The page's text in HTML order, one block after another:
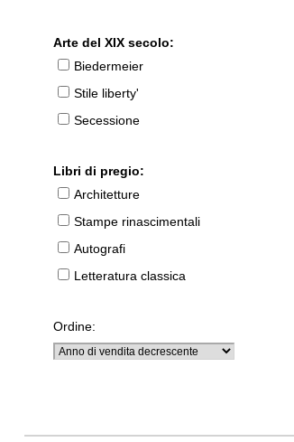
Arte del XIX secolo:
Biedermeier
Stile liberty'
Secessione
Libri di pregio:
Architetture
Stampe rinascimentali
Autografi
Letteratura classica
Ordine: